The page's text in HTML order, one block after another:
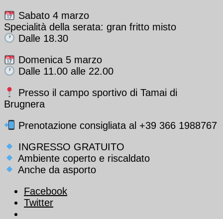
Sabato 4 marzo
Specialità della serata: gran fritto misto
Dalle 18.30
Domenica 5 marzo
Dalle 11.00 alle 22.00
Presso il campo sportivo di Tamai di
Brugnera
Prenotazione consigliata al +39 366 1988767
INGRESSO GRATUITO
Ambiente coperto e riscaldato
Anche da asporto
Facebook
Twitter